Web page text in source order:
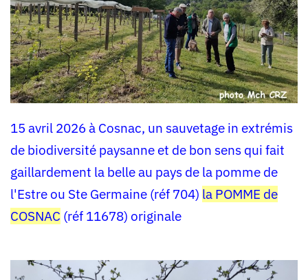
15 avril 2026 à Cosnac, un sauvetage in extrémis
de biodiversité paysanne et de bon sens qui fait
gaillardement la belle au pays de la pomme de
l'Estre ou Ste Germaine (réf 704) la POMME de
COSNAC (réf 11678) originale